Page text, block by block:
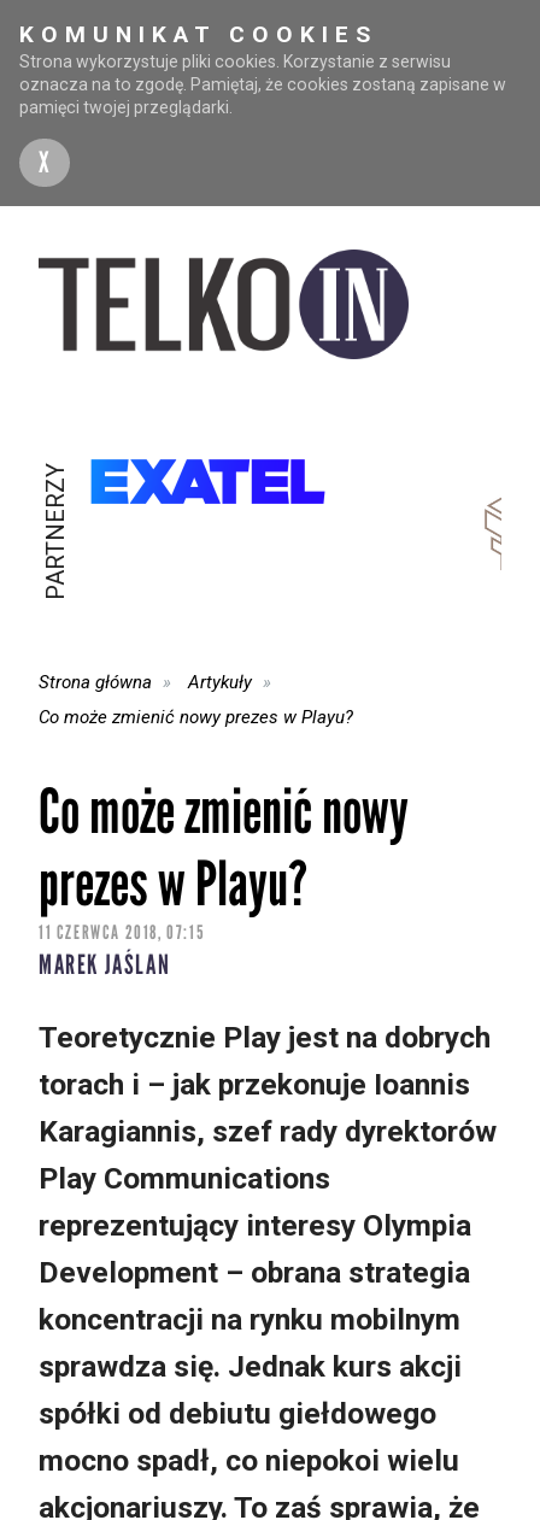
KOMUNIKAT COOKIES
Strona wykorzystuje pliki cookies. Korzystanie z serwisu
oznacza na to zgodę. Pamiętaj, że cookies zostaną zapisane w
pamięci twojej przeglądarki.
X
PARTNERZY
Strona główna
Artykuły
Co może zmienić nowy prezes w Playu?
Co może zmienić nowy
prezes w Playu?
11 CZERWCA 2018, 07:15
MAREK JAŚLAN
Teoretycznie Play jest na dobrych
torach i – jak przekonuje Ioannis
Karagiannis, szef rady dyrektorów
Play Communications
reprezentujący interesy Olympia
Development – obrana strategia
koncentracji na rynku mobilnym
sprawdza się. Jednak kurs akcji
spółki od debiutu giełdowego
mocno spadł, co niepokoi wielu
akcjonariuszy. To zaś sprawia, że